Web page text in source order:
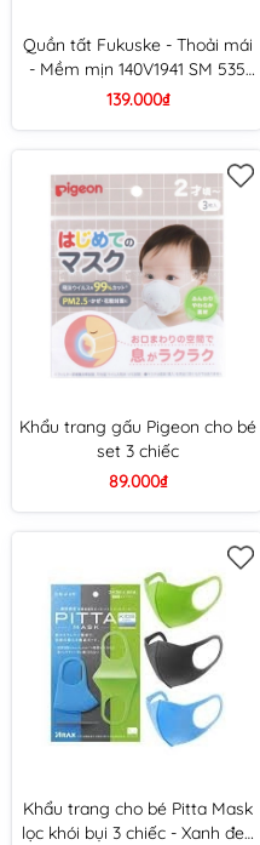
Quần tất Fukuske - Thoải mái
- Mềm mịn 140V1941 SM 535
(Có móc) (Size S-M, 090 Đen
139.000₫
Khẩu trang gấu Pigeon cho bé
set 3 chiếc
89.000₫
Khẩu trang cho bé Pitta Mask
lọc khói bụi 3 chiếc - Xanh đen